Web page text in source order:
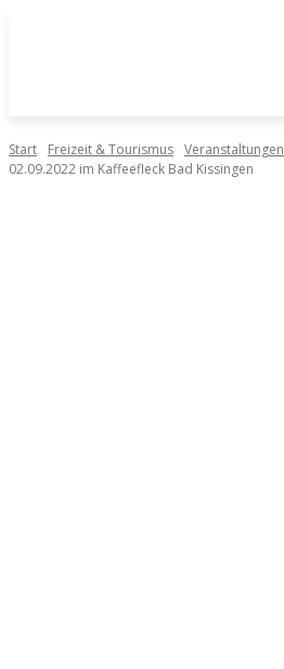
Start Freizeit & Tourismus Veranstaltungen
02.09.2022 im Kaffeefleck Bad Kissingen